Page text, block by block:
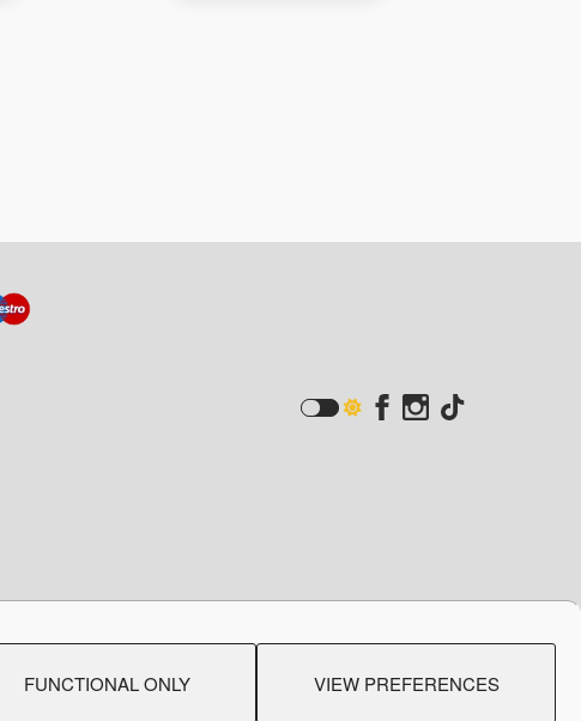
FUNCTIONAL ONLY VIEW PREFERENCES